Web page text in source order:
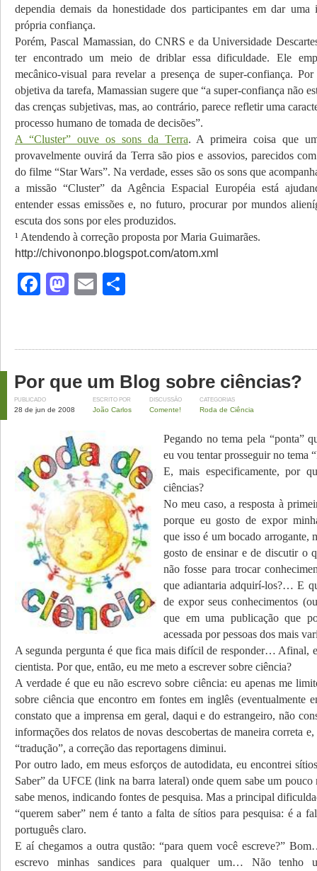
dependia demais da honestidade dos participantes em dar uma
própria confiança.
Porém, Pascal Mamassian, do CNRS e da Universidade
ter encontrado um meio de driblar essa dificuldade. Ele
mecânico-visual para revelar a presença de super-confiança. Por
objetiva da tarefa, Mamassian sugere que “a super-confiança não
das crenças subjetivas, mas, ao contrário, parece refletir uma
processo humano de tomada de decisões”.
A “Cluster” ouve os sons da Terra. A primeira coisa que
provavelmente ouvirá da Terra são pios e assovios, parecidos
do filme “Star Wars”. Na verdade, esses são os sons que
a missão “Cluster” da Agência Espacial Européia está
entender essas emissões e, no futuro, procurar por mundos
escuta dos sons por eles produzidos.
¹ Atendendo à correção proposta por Maria Guimarães.
http://chivononpo.blogspot.com/atom.xml
Facebook
Mastodon
Email
Por que um Blog sobre ciências?
PUBLICADO
28 de jun de 2008
ESCRITO POR
João Carlos
DISCUSSÃO
Comente!
CATEGORIAS
Roda de Ciência
Pegando no tema pela “ponta”
eu vou tentar prosseguir no tema
E, mais especificamente, por
ciências?
No meu caso, a resposta à
porque eu gosto de expor
que isso é um bocado arrogante,
gosto de ensinar e de discutir o
não fosse para trocar
que adiantaria adquirí-los?… E
de expor seus conhecimentos
que em uma publicação que
acessada por pessoas dos mais
A segunda pergunta é que fica mais difícil de responder… Afinal,
cientista. Por que, então, eu me meto a escrever sobre ciência?
A verdade é que eu não escrevo sobre ciência: eu apenas me
sobre ciência que encontro em fontes em inglês (eventualmente
constato que a imprensa em geral, daqui e do estrangeiro, não
informações dos relatos de novas descobertas de maneira correta
“tradução”, a correção das reportagens diminui.
Por outro lado, em meus esforços de autodidata, eu encontrei
Saber” da UFCE (link na barra lateral) onde quem sabe um pouco
sabe menos, indicando fontes de pesquisa. Mas a principal
“querem saber” nem é tanto a falta de sítios para pesquisa: é a
português claro.
E aí chegamos a outra qustão: “para quem você escreve?”
escrevo minhas sandices para qualquer um… Não tenho